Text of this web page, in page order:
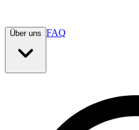
Über uns FAQ